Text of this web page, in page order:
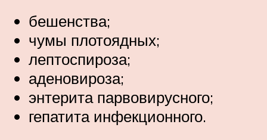
бешенства;
чумы плотоядных;
лептоспироза;
аденовироза;
энтерита парвовирусного;
гепатита инфекционного.